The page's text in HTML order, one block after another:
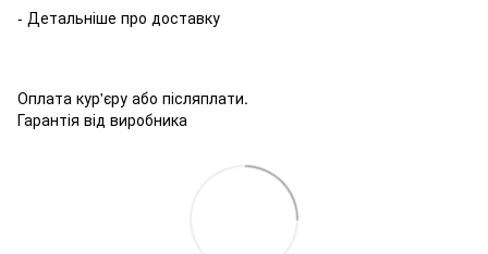
- Детальніше про доставку
Оплата кур'єру або післяплати.
Гарантія від виробника